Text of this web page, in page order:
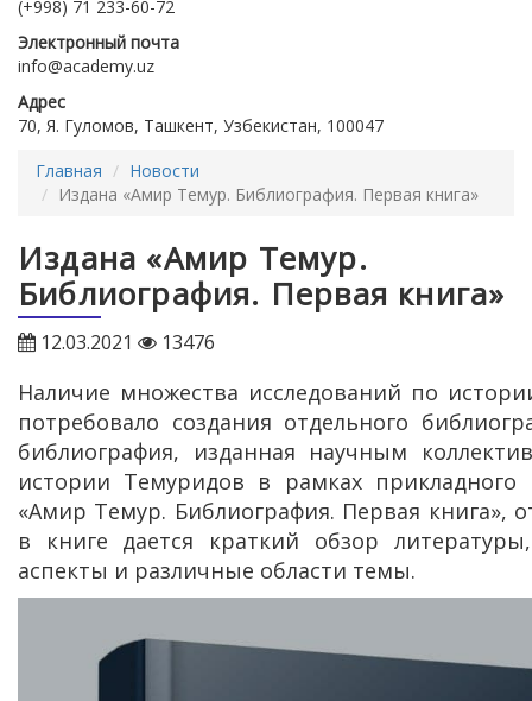
(+998) 71 233-60-72
Электронный почта
info@academy.uz
Адрес
70, Я. Гуломов, Ташкент, Узбекистан, 100047
Главная
Новости
Издана «Амир Темур. Библиография. Первая книга»
Издана «Амир Темур.
Библиография. Первая книга»
12.03.2021 13476
Наличие множества исследований по
потребовало создания отдельного
библиография, изданная научным
истории Темуридов в рамках прикладного
«Амир Темур. Библиография. Первая книга»,
в книге дается краткий обзор
аспекты и различные области темы.